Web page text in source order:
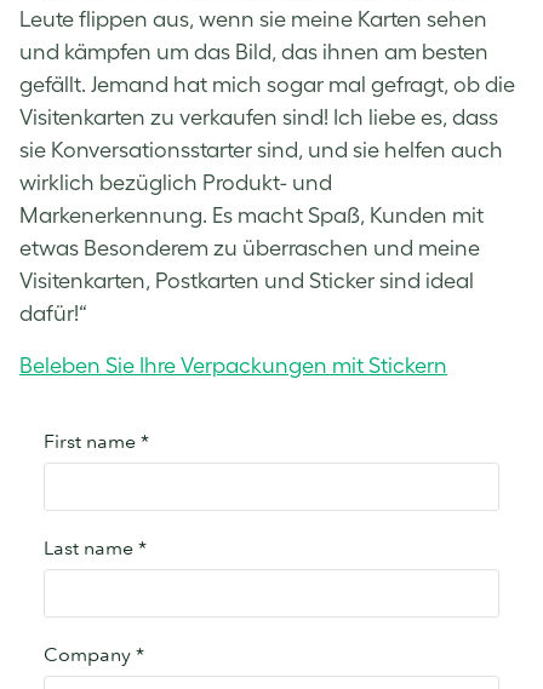
Leute flippen aus, wenn sie meine Karten sehen
und kämpfen um das Bild, das ihnen am besten
gefällt. Jemand hat mich sogar mal gefragt, ob die
Visitenkarten zu verkaufen sind! Ich liebe es, dass
sie Konversationsstarter sind, und sie helfen auch
wirklich bezüglich Produkt- und
Markenerkennung. Es macht Spaß, Kunden mit
etwas Besonderem zu überraschen und meine
Visitenkarten, Postkarten und Sticker sind ideal
dafür!“
Beleben Sie Ihre Verpackungen mit Stickern